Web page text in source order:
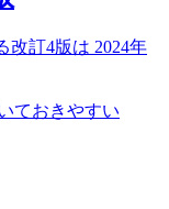
改訂4版は 2024年
ておきやすい